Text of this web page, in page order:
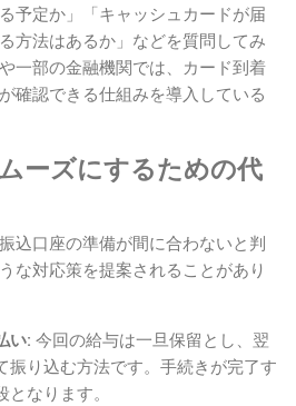
予定か」「キャッシュカードが届
方法はあるか」などを質問してみ
一部の金融機関では、カード到着
確認できる仕組みを導入している
ーズにするための代
込口座の準備が間に合わないと判
な対応策を提案されることがあり
い: 今回の給与は一旦保留とし、翌
振り込む方法です。手続きが完了す
なります。